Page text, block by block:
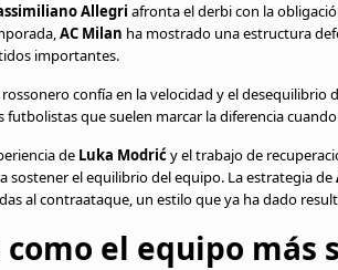
Allegri afronta el derbi con la
AC Milan ha mostrado una estructura
importantes.
confía en la velocidad y el desequilibrio
futbolistas que suelen marcar la diferencia
de Luka Modrićy el trabajo de
sostener el equilibrio del equipo. La estrategia de
al contraataque, un estilo que ya ha dado
el equipo más